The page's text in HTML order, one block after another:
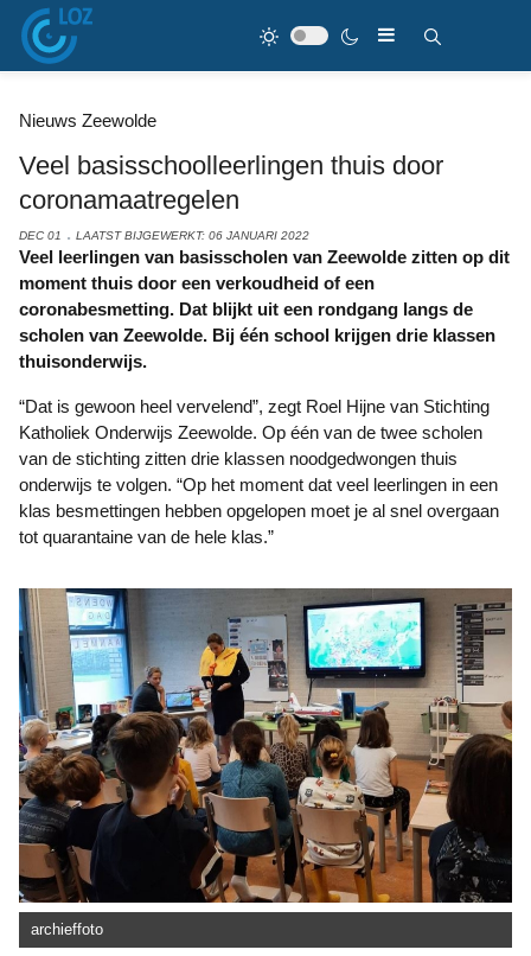
Nieuws Zeewolde
Veel basisschoolleerlingen thuis door
coronamaatregelen
DEC 01 LAATST BIJGEWERKT: 06 JANUARI 2022
Veel leerlingen van basisscholen van Zeewolde zitten op dit
moment thuis door een verkoudheid of een
coronabesmetting. Dat blijkt uit een rondgang langs de
scholen van Zeewolde. Bij één school krijgen drie klassen
thuisonderwijs.
“Dat is gewoon heel vervelend”, zegt Roel Hijne van Stichting
Katholiek Onderwijs Zeewolde. Op één van de twee scholen
van de stichting zitten drie klassen noodgedwongen thuis
onderwijs te volgen. “Op het moment dat veel leerlingen in een
klas besmettingen hebben opgelopen moet je al snel overgaan
tot quarantaine van de hele klas.”
archieffoto